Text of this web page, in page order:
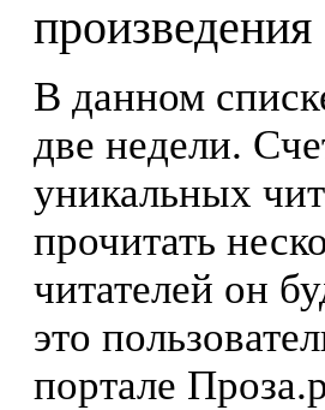
произведения
В данном
две недели.
уникальных
прочитать
читателей он
это
портале